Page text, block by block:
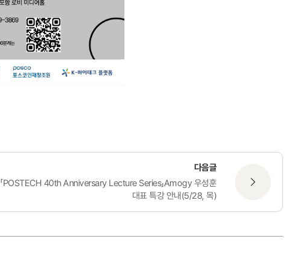
다음글
「POSTECH 40th Anniversary Lecture Series」Amogy 우성훈
대표 특강 안내(5/28, 목)